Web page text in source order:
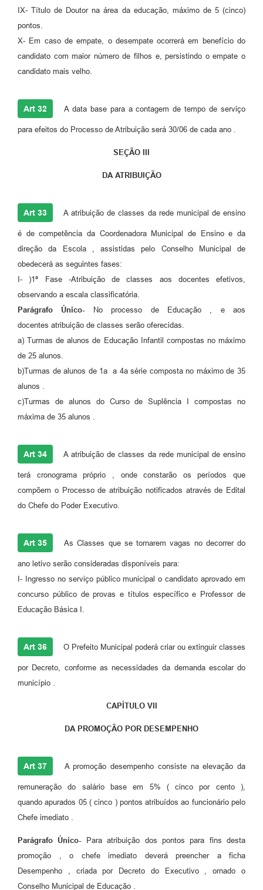
IX- Título de Doutor na área da educação, máximo de 5 (cinco)
pontos.
X- Em caso de empate, o desempate ocorrerá em benefício do
candidato com maior número de filhos e, persistindo o empate o
candidato mais velho.
Art 32 A data base para a contagem de tempo de serviço
para efeitos do Processo de Atribuição será 30/06 de cada ano .
SEÇÃO III
DA ATRIBUIÇÃO
Art 33 A atribuição de classes da rede municipal de ensino
é de competência da Coordenadora Municipal de Ensino e da
direção da Escola , assistidas pelo Conselho Municipal de
obedecerá as seguintes fases:
I- )1ª Fase -Atribuição de classes aos docentes efetivos,
observando a escala classificatória.
Parágrafo Único-No processo de Educação , e aos
docentes atribuição de classes serão oferecidas.
a) Turmas de alunos de Educação Infantil compostas no máximo
de 25 alunos.
b)Turmas de alunos de 1a a 4a série composta no máximo de 35
alunos .
c)Turmas de alunos do Curso de Suplência I compostas no
máxima de 35 alunos .
Art 34 A atribuição de classes da rede municipal de ensino
terá cronograma próprio , onde constarão os períodos que
compõem o Processo de atribuição notificados através de Edital
do Chefe do Poder Executivo.
Art 35 As Classes que se tornarem vagas no decorrer do
ano letivo serão consideradas disponíveis para:
I- Ingresso no serviço público municipal o candidato aprovado em
concurso público de provas e títulos específico e Professor de
Educação Básica I.
Art 36 O Prefeito Municipal poderá criar ou extinguir classes
por Decreto, conforme as necessidades da demanda escolar do
município .
CAPÍTULO VII
DA PROMOÇÃO POR DESEMPENHO
Art 37 A promoção desempenho consiste na elevação da
remuneração do salário base em 5% ( cinco por cento ),
quando apurados 05 ( cinco ) pontos atribuídos ao funcionário pelo
Chefe imediato .
Parágrafo Único-Para atribuição dos pontos para fins desta
promoção , o chefe imediato deverá preencher a ficha
Desempenho , criada por Decreto do Executivo , ornado o
Conselho Municipal de Educação .